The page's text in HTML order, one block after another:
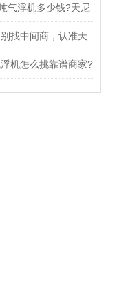
DAF 源头厂家，报
型厂区
气浮机多少钱?天尼
报价透明无套路
找中间商，认准天
头生产厂家
机怎么挑靠谱商家?
尼威环保